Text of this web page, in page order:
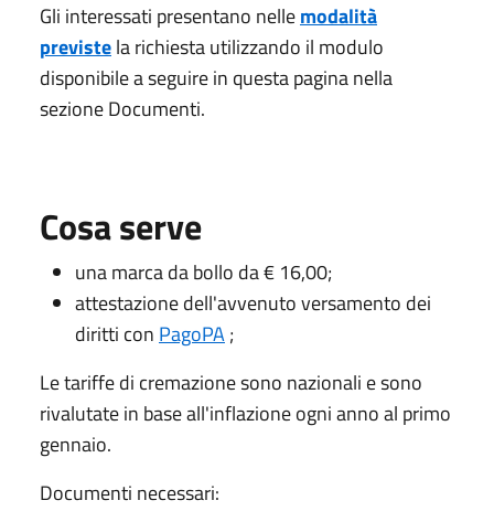
Gli interessati presentano nellemodalità
previstela richiesta utilizzando il modulo
disponibile a seguire in questa pagina nella
sezione Documenti.
Cosa serve
una marca da bollo da € 16,00;
attestazione dell'avvenuto versamento dei
diritti con PagoPA;
Le tariffe di cremazione sono nazionali e sono
rivalutate in base all'inflazione ogni anno al primo
gennaio.
Documenti necessari: